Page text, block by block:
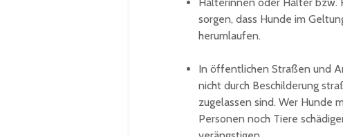
sorgen, dass Hunde im
herumlaufen.
In öffentlichen Straßen und
nicht durch Beschilderung
zugelassen sind. Wer Hunde
Personen noch Tiere